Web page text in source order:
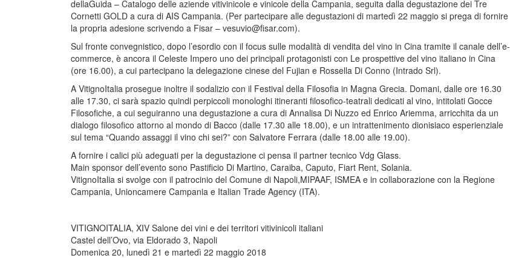
dellaGuida – Catalogo delle aziende vitivinicole e vinicole della Campania, seguita dalla degustazione dei Tre
Cornetti GOLD a cura di AIS Campania. (Per partecipare alle degustazioni di martedì 22 maggio si prega di fornire
la propria adesione scrivendo a Fisar – vesuvio@fisar.com).
Sul fronte convegnistico, dopo l’esordio con il focus sulle modalità di vendita del vino in Cina tramite il canale dell’e-
commerce, è ancora il Celeste Impero uno dei principali protagonisti con Le prospettive del vino italiano in Cina
(ore 16.00), a cui partecipano la delegazione cinese del Fujian e Rossella Di Conno (Intrado Srl).
A VitignoItalia prosegue inoltre il sodalizio con il Festival della Filosofia in Magna Grecia. Domani, dalle ore 16.30
alle 17.30, ci sarà spazio quindi perpiccoli monologhi itineranti filosofico-teatrali dedicati al vino, intitolati Gocce
Filosofiche, a cui seguiranno una degustazione a cura di Annalisa Di Nuzzo ed Enrico Ariemma, arricchita da un
dialogo filosofico attorno al mondo di Bacco (dalle 17.30 alle 18.00), e un intrattenimento dionisiaco esperienziale
sul tema “Quando assaggi il vino chi sei?” con Salvatore Ferrara (dalle 18.00 alle 19.00).
A fornire i calici più adeguati per la degustazione ci pensa il partner tecnico Vdg Glass.
Main sponsor dell’evento sono Pastificio Di Martino, Caraiba, Caputo, Fiart Rent, Solania.
VitignoItalia si svolge con il patrocinio del Comune di Napoli,MIPAAF, ISMEA e in collaborazione con la Regione
Campania, Unioncamere Campania e Italian Trade Agency (ITA).
VITIGNOITALIA, XIV Salone dei vini e dei territori vitivinicoli italiani
Castel dell’Ovo, via Eldorado 3, Napoli
Domenica 20, lunedì 21 e martedì 22 maggio 2018